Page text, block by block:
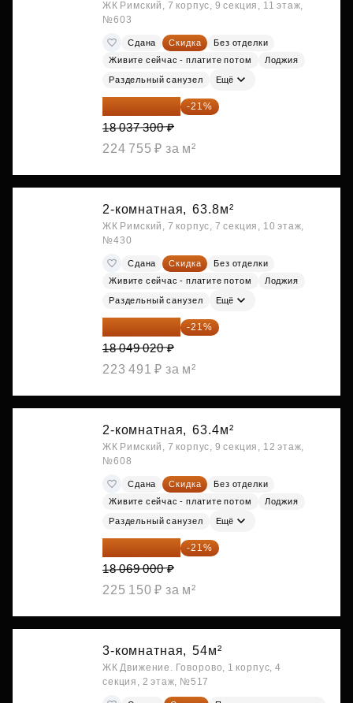
ЖК Римский, 7 корпус, 9 секция, 11 этаж,
№603
Сдана Скидка
Без отделки
Живите сейчас - платите потом
Лоджия
Раздельный санузел Ещё
14 249 467 ₽ -21%
18 037 300 ₽
224 755 ₽ за м²
2-комнатная, 63.8м²
ЖК Римский, 7 корпус, 7 секция, 10 этаж,
№430
Сдана Скидка
Без отделки
Живите сейчас - платите потом
Лоджия
Раздельный санузел Ещё
14 258 726 ₽ -21%
18 049 020 ₽
223 491 ₽ за м²
2-комнатная, 63.4м²
ЖК Римский, 7 корпус, 9 секция, 12 этаж,
№608
Сдана Скидка
Без отделки
Живите сейчас - платите потом
Лоджия
Раздельный санузел Ещё
14 274 510 ₽ -21%
18 069 000 ₽
225 150 ₽ за м²
3-комнатная, 54м²
ЖК Движение. Говорово, 1 корпус, 4
секция, 2 этаж, №517